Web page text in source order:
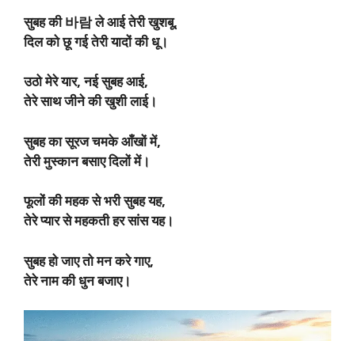
सुबह की 바람 ले आई तेरी खुशबू,
दिल को छू गई तेरी यादों की धू।
उठो मेरे यार, नई सुबह आई,
तेरे साथ जीने की खुशी लाई।
सुबह का सूरज चमके आँखों में,
तेरी मुस्कान बसाए दिलों में।
फूलों की महक से भरी सुबह यह,
तेरे प्यार से महकती हर सांस यह।
सुबह हो जाए तो मन करे गाए,
तेरे नाम की धुन बजाए।